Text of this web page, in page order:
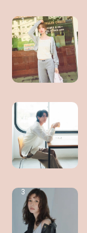
1
3
1
3
1
3